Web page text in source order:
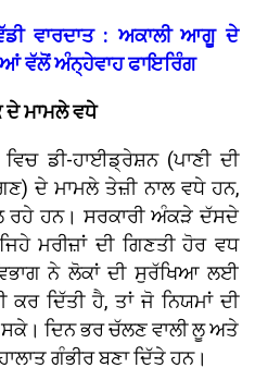
ਵਾਰਦਾਤ : ਅਕਾਲੀ ਆਗੂ ਦੇ
ਵੱਲੋਂ ਅੰਨ੍ਹੇਵਾਹ ਫਾਇਰਿੰਗ
ਮਾਮਲੇ ਵਧੇ
ਡੀ-ਹਾਈਡ੍ਰੇਸ਼ਨ (ਪਾਣੀ ਦੀ
ਦੇ ਮਾਮਲੇ ਤੇਜ਼ੀ ਨਾਲ ਵਧੇ ਹਨ,
ਰਹੇ ਹਨ। ਸਰਕਾਰੀ ਅੰਕੜੇ ਦੱਸਦੇ
ਮਰੀਜ਼ਾਂ ਦੀ ਗਿਣਤੀ ਹੋਰ ਵਧ
ਨੇ ਲੋਕਾਂ ਦੀ ਸੁਰੱਖਿਆ ਲਈ
ਕਰ ਦਿੱਤੀ ਹੈ, ਤਾਂ ਜੋ ਨਿਯਮਾਂ ਦੀ
ਸਕੇ। ਦਿਨ ਭਰ ਚੱਲਣ ਵਾਲੀ ਲੂ ਅਤੇ
ਗੰਭੀਰ ਬਣਾ ਦਿੱਤੇ ਹਨ।